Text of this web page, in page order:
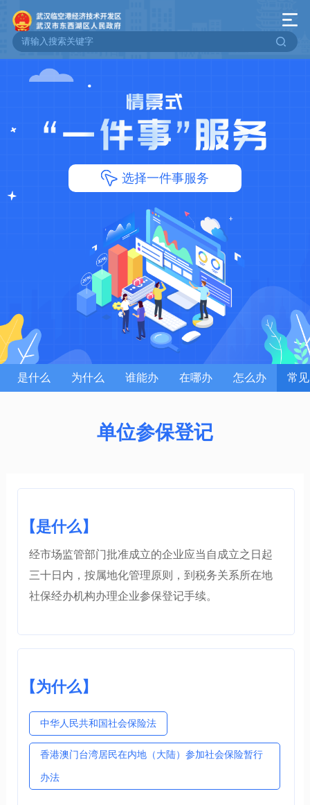
选择一件事服务
是什么 为什么 谁能办 在哪办 怎么办 常
单位参保登记
【是什么】
经市场监管部门批准成立的企业应当自成立之日起
三十日内，按属地化管理原则，到税务关系所在地
社保经办机构办理企业参保登记手续。
【为什么】
中华人民共和国社会保险法
香港澳门台湾居民在内地（大陆）参加社会保险暂行
办法